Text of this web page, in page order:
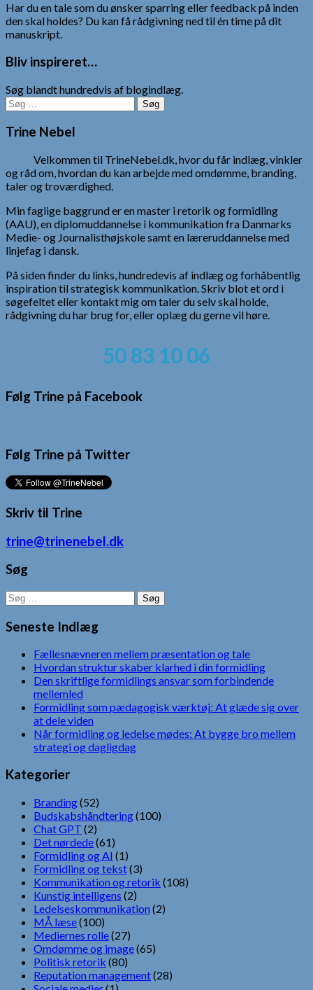
Har du en tale som du ønsker sparring eller feedback på inden
den skal holdes? Du kan få rådgivning ned til én time på dit
manuskript.
Bliv inspireret…
Søg blandt hundredvis af blogindlæg.
Søg
efter:
Trine Nebel
Velkommen til TrineNebel.dk, hvor du får indlæg, vinkler
og råd om, hvordan du kan arbejde med omdømme, branding,
taler og troværdighed.
Min faglige baggrund er en master i retorik og formidling
(AAU), en diplomuddannelse i kommunikation fra Danmarks
Medie- og Journalisthøjskole samt en læreruddannelse med
linjefag i dansk.
På siden finder du links, hundredevis af indlæg og forhåbentlig
inspiration til strategisk kommunikation. Skriv blot et ord i
søgefeltet eller kontakt mig om taler du selv skal holde,
rådgivning du har brug for, eller oplæg du gerne vil høre.
50 83 10 06
Følg Trine på Facebook
Følg Trine på Twitter
Skriv til Trine
trine@trinenebel.dk
Søg
Søg
efter:
Seneste Indlæg
Fællesnævneren mellem præsentation og tale
Hvordan struktur skaber klarhed i din formidling
Den skriftlige formidlings ansvar som forbindende
mellemled
Formidling som pædagogisk værktøj: At glæde sig over
at dele viden
Når formidling og ledelse mødes: At bygge bro mellem
strategi og dagligdag
Kategorier
Branding(52)
Budskabshåndtering(100)
Chat GPT (2)
Det nørdede(61)
Formidling og AI (1)
Formidling og tekst(3)
Kommunikation og retorik (108)
Kunstig intelligens (2)
Ledelseskommunikation (2)
MÅ læse(100)
Mediernes rolle(27)
Omdømme og image(65)
Politisk retorik (80)
Reputation management(28)